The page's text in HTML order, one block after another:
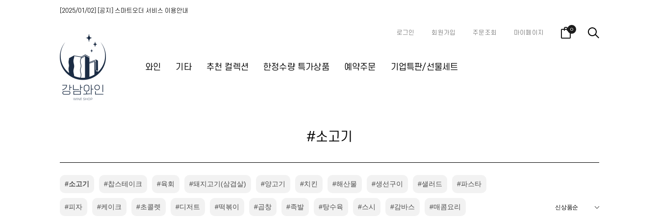
와인 기타 추천 컬렉션 한정수량 특가상품 예약주문 기업특판/선물세트
[2025/01/02] [공지] 스마트오더 서비스 이용안내
로그인 회원가입 주문조회 마이페이지 0
#소고기
#소고기 #찹스테이크 #육회 #돼지고기(삼겹살) #양고기 #치킨 #해산물 #생선구이 #샐러드 #파스타
#피자 #케이크 #초콜렛 #디저트 #떡볶이 #곱창 #족발 #탕수육 #스시 #감바스 #매콤요리